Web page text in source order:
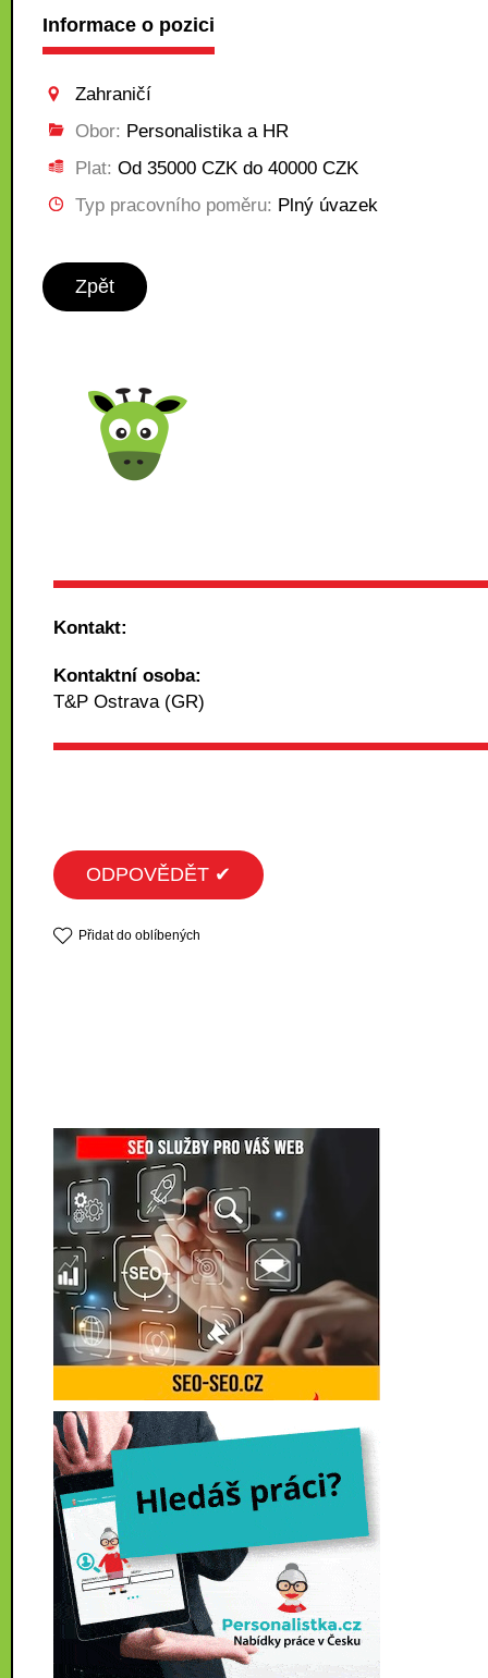
Informace o pozici
Zahraničí
Obor: Personalistika a HR
Plat: Od 35000 CZK do 40000 CZK
Typ pracovního poměru: Plný úvazek
Zpět
Kontakt:
Kontaktní osoba:
T&P Ostrava (GR)
ODPOVĚDĚT ✔
Přidat do oblíbených